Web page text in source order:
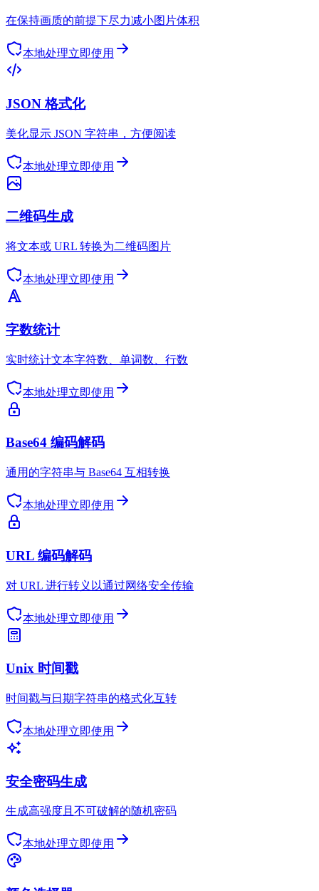
在保持画质的前提下尽力减小图片体积
本地处理立即使用
JSON 格式化
美化显示 JSON 字符串，方便阅读
本地处理立即使用
二维码生成
将文本或 URL 转换为二维码图片
本地处理立即使用
字数统计
实时统计文本字符数、单词数、行数
本地处理立即使用
Base64 编码解码
通用的字符串与 Base64 互相转换
本地处理立即使用
URL 编码解码
对 URL 进行转义以通过网络安全传输
本地处理立即使用
Unix 时间戳
时间戳与日期字符串的格式化互转
本地处理立即使用
安全密码生成
生成高强度且不可破解的随机密码
本地处理立即使用